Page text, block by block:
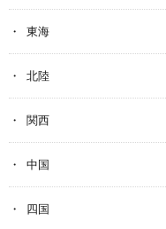
東海
北陸
関西
中国
四国